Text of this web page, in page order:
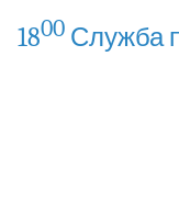
1800 Служба